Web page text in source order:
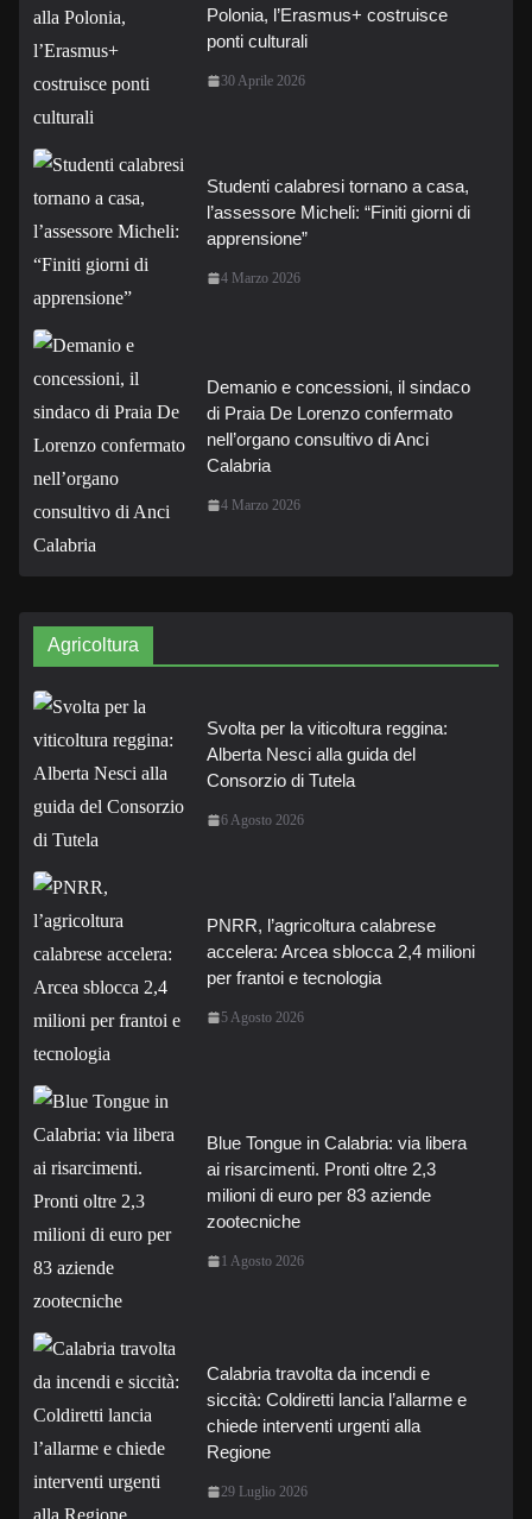
Polonia, l’Erasmus+ costruisce
ponti culturali
30 Aprile 2026
Studenti calabresi tornano a casa,
l’assessore Micheli: “Finiti giorni di
apprensione”
4 Marzo 2026
Demanio e concessioni, il sindaco
di Praia De Lorenzo confermato
nell’organo consultivo di Anci
Calabria
4 Marzo 2026
Agricoltura
Svolta per la viticoltura reggina:
Alberta Nesci alla guida del
Consorzio di Tutela
6 Agosto 2026
PNRR, l’agricoltura calabrese
accelera: Arcea sblocca 2,4 milioni
per frantoi e tecnologia
5 Agosto 2026
Blue Tongue in Calabria: via libera
ai risarcimenti. Pronti oltre 2,3
milioni di euro per 83 aziende
zootecniche
1 Agosto 2026
Calabria travolta da incendi e
siccità: Coldiretti lancia l’allarme e
chiede interventi urgenti alla
Regione
29 Luglio 2026